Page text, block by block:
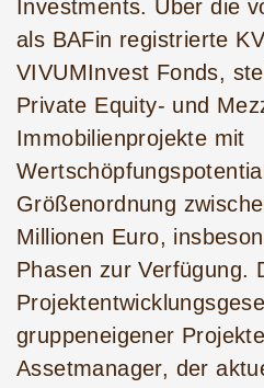
Investments. Über die
als BAFin registrierte
VIVUMInvest Fonds,
Private Equity- und
Immobilienprojekte mit
Größenordnung
Millionen Euro,
Phasen zur Verfügung.
gruppeneigener
Assetmanager, der